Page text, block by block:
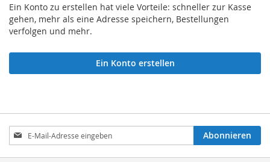
Ein Konto zu erstellen hat viele Vorteile: schneller zur Kasse
gehen, mehr als eine Adresse speichern, Bestellungen
verfolgen und mehr.
Ein Konto erstellen
Anmeldung
zum
Newsletter:
Abonnieren